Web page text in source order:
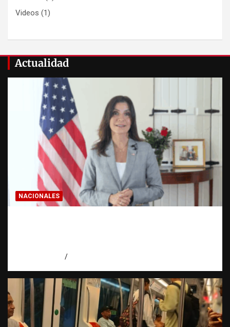
Videos (1)
Actualidad
NACIONALES